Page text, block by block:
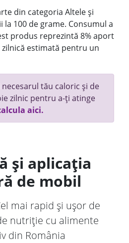
din categoria Altele și
la 100 de grame. Consumul a
produs reprezintă 8% aport
estimată pentru un
necesarul tău caloric și de
zilnic pentru a-ți atinge
aici.
și aplicația
de mobil
mai rapid și ușor de
nutriție cu alimente
din România